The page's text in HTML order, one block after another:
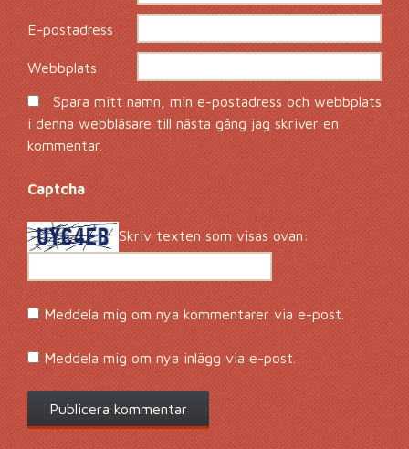
E-postadress *
Webbplats
Spara mitt namn, min e-postadress och webbplats
i denna webbläsare till nästa gång jag skriver en
kommentar.
Captcha *
Skriv texten som visas ovan:
Meddela mig om nya kommentarer via e-post.
Meddela mig om nya inlägg via e-post.